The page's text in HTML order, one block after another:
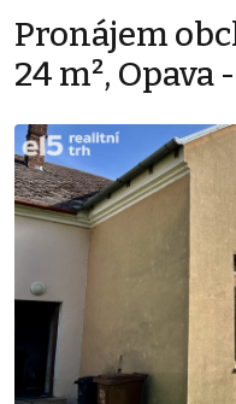
Pronájem
24 m², Opava